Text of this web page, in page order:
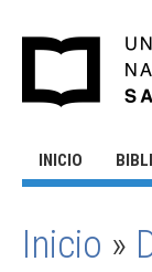
INICIO
SE ENCUENTRA
Inicio »